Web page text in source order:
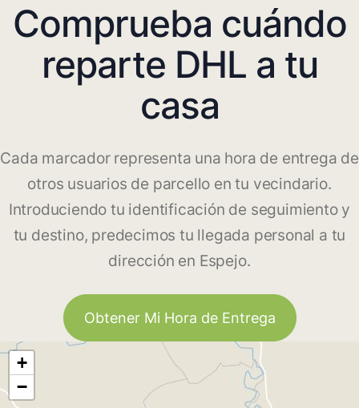
Comprueba cuándo
reparte DHL a tu
casa
Cada marcador representa una hora de entrega de
otros usuarios de parcello en tu vecindario.
Introduciendo tu identificación de seguimiento y
tu destino, predecimos tu llegada personal a tu
dirección en Espejo.
Obtener Mi Hora de Entrega
+
−